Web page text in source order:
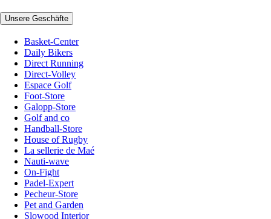
Unsere Geschäfte
Basket-Center
Daily Bikers
Direct Running
Direct-Volley
Espace Golf
Foot-Store
Galopp-Store
Golf and co
Handball-Store
House of Rugby
La sellerie de Maé
Nauti-wave
On-Fight
Padel-Expert
Pecheur-Store
Pet and Garden
Slowood Interior